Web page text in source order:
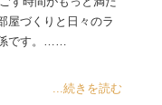
屋づくりと日々のラ
です。……
...続きを読む